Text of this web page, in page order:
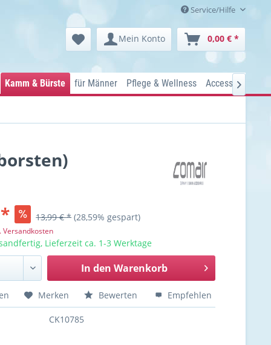
Service/Hilfe
Mein Konto 0,00 € *
Kamm & Bürste für Männer Pflege & Wellness Accessoires

13,99 € * (28,59% gespart)
Versandkosten
Lieferzeit ca. 1-3 Werktage
In den Warenkorb
Merken Bewerten Empfehlen
CK10785